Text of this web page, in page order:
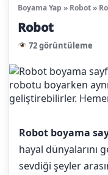
Boyama Yap » Robot»
Robot
72 görüntüleme
Robot boyama
hayal dünyalarını
sevdiği şeyler